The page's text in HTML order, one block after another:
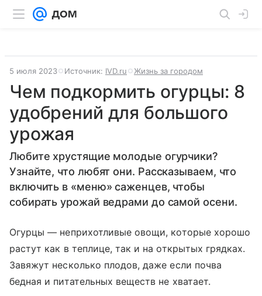
5 июля 2023 Источник: IVD.ru Жизнь за городом
Чем подкормить огурцы: 8
удобрений для большого
урожая
Любите хрустящие молодые огурчики?
Узнайте, что любят они. Рассказываем, что
включить в «меню» саженцев, чтобы
собирать урожай ведрами до самой осени.
Огурцы — неприхотливые овощи, которые хорошо
растут как в теплице, так и на открытых грядках.
Завяжут несколько плодов, даже если почва
бедная и питательных веществ не хватает.